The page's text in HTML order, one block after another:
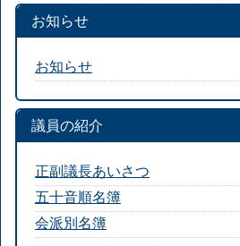
お知らせ
お知らせ
議員の紹介
正副議長あいさつ
五十音順名簿
会派別名簿